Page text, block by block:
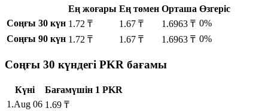
Ең жоғары Ең төмен Орташа Өзгеріс
Соңғы 30 күн 1.72 ₸ 1.67 ₸ 1.6963 ₸ 0%
Соңғы 90 күн 1.72 ₸ 1.67 ₸ 1.6963 ₸ 0%
Соңғы 30 күндегі PKR бағамы
Күні Бағамүшін 1 PKR
1 .Aug 06 1.69 ₸